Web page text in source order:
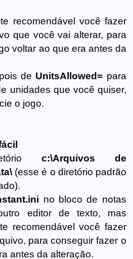
recomendável você fazer
que você vai alterar, para
voltar ao que era antes da
de UnitsAllowed= para
unidades que você quiser,
o jogo.
c:\Arquivos de
(esse é o diretório padrão
no bloco de notas
editor de texto, mas
recomendável você fazer
para conseguir fazer o
antes da alteração.